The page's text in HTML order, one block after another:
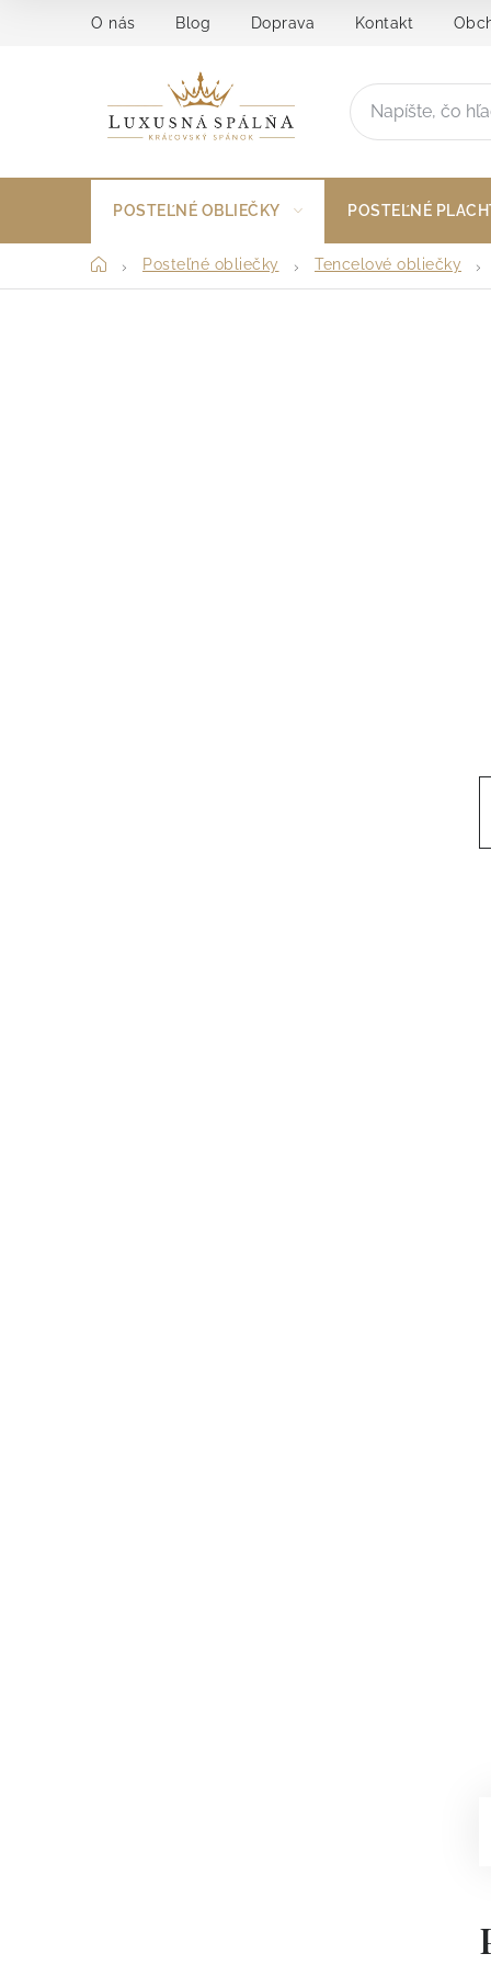
O nás Blog Doprava Kontakt
POSTEĽNÉ OBLIEČKY POSTEĽNÉ
DomovPosteľné obliečky Tencelové obliečky